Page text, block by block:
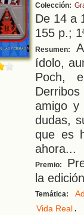
Colección:
De 14 a
155 p.;
Resumen:
ídolo,
Poch,
amigo y
dudas,
que es
ahora...
Premio:
la
Temática:
Vida Real.